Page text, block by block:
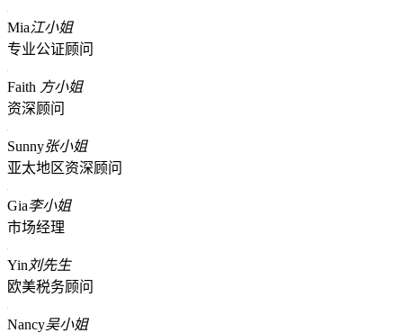
Mia江小姐
专业公证顾问
Faith 方小姐
资深顾问
Sunny张小姐
亚太地区资深顾问
Gia李小姐
市场经理
Yin 刘先生
欧美税务顾问
Nancy吴小姐